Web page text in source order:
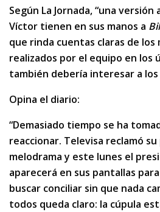
Según La Jornada, “una
Víctor tienen en sus manos a
que rinda cuentas claras de los
realizados por el equipo en los
también debería interesar a
Opina el diario:
“Demasiado tiempo se ha
reaccionar. Televisa reclamó
melodrama y este lunes el
aparecerá en sus pantallas
buscar conciliar sin que nada
todos queda claro: la cúpula